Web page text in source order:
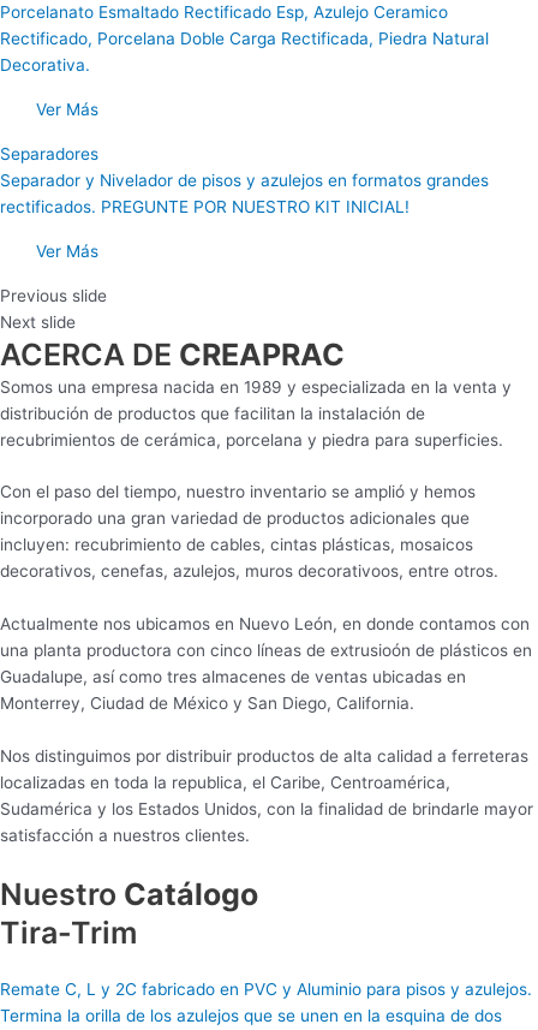
Porcelanato Esmaltado Rectificado Esp, Azulejo Ceramico
Rectificado, Porcelana Doble Carga Rectificada, Piedra Natural
Decorativa.
Ver Más
Separadores
Separador y Nivelador de pisos y azulejos en formatos grandes
rectificados. PREGUNTE POR NUESTRO KIT INICIAL!
Ver Más
Previous slide
Next slide
ACERCA DE CREAPRAC
Somos una empresa nacida en 1989 y especializada en la venta y
distribución de productos que facilitan la instalación de
recubrimientos de cerámica, porcelana y piedra para superficies.
Con el paso del tiempo, nuestro inventario se amplió y hemos
incorporado una gran variedad de productos adicionales que
incluyen: recubrimiento de cables, cintas plásticas, mosaicos
decorativos, cenefas, azulejos, muros decorativoos, entre otros.
Actualmente nos ubicamos en Nuevo León, en donde contamos con
una planta productora con cinco líneas de extrusioón de plásticos en
Guadalupe, así como tres almacenes de ventas ubicadas en
Monterrey, Ciudad de México y San Diego, California.
Nos distinguimos por distribuir productos de alta calidad a ferreteras
localizadas en toda la republica, el Caribe, Centroamérica,
Sudamérica y los Estados Unidos, con la finalidad de brindarle mayor
satisfacción a nuestros clientes.
Nuestro Catálogo
Tira-Trim
Remate C, L y 2C fabricado en PVC y Aluminio para pisos y azulejos.
Termina la orilla de los azulejos que se unen en la esquina de dos